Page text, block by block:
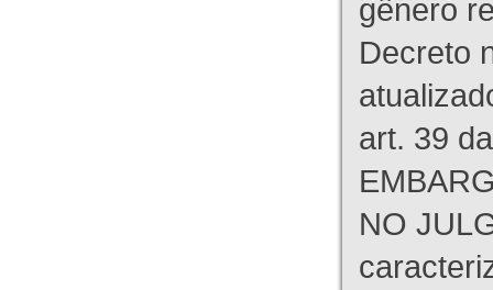
gênero
Decreto
art. 39
NO